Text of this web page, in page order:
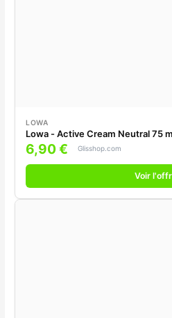
LOWA
Lowa - Active Cream Neutral
6,90 € Glisshop.com
Voir